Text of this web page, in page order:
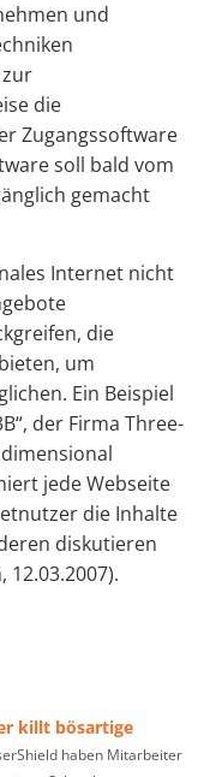
und
die
Zugangssoftware
soll bald vom
gemacht
Internet nicht
die
um
Ein Beispiel
der Firma Three-
jede Webseite
die Inhalte
diskutieren
12.03.2007).
killt bösartige
haben Mitarbeiter